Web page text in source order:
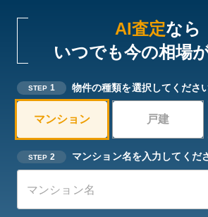
AI査定なら
いつでも今の相場
STEP 1 物件の種類を選択してくださ
マンション 戸建
STEP 2 マンション名を入力してくだ